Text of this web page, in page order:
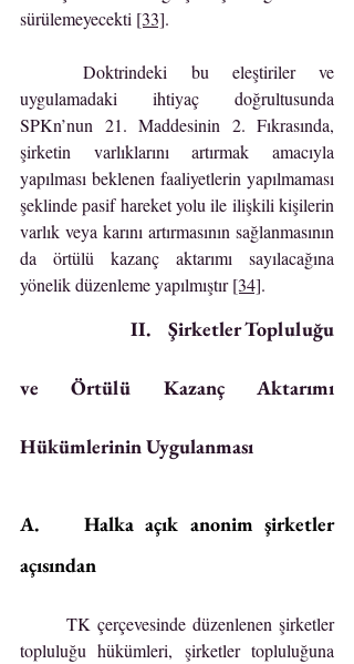
sürülemeyecekti [33].
	Doktrindeki bu eleştiriler ve
uygulamadaki ihtiyaç doğrultusunda
SPKn’nun 21. Maddesinin 2. Fıkrasında,
şirketin varlıklarını artırmak amacıyla
yapılması beklenen faaliyetlerin yapılmaması
şeklinde pasif hareket yolu ile ilişkili kişilerin
varlık veya karını artırmasının sağlanmasının
da örtülü kazanç aktarımı sayılacağına
yönelik düzenleme yapılmıştır [34].
II.    Şirketler Topluluğu
ve Örtülü Kazanç Aktarımı
Hükümlerinin Uygulanması
A.    Halka açık anonim şirketler
açısından
topluluğu hükümleri, şirketler topluluğuna